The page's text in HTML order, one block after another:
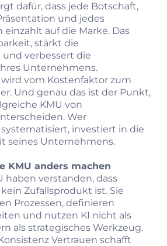
dafür, dass jede Botschaft,
und jedes
einzahlt auf die Marke. Das
stärkt die
verbessert die
Unternehmens.
vom Kostenfaktor zum
Und genau das ist der Punkt,
KMU von
Wer
investiert in die
seines Unternehmens.
KMU anders machen
haben verstanden, dass
Zufallsprodukt ist. Sie
Prozessen, definieren
und nutzen KI nicht als
als strategisches Werkzeug.
Vertrauen schafft